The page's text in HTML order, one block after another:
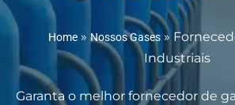
Home» Nossos Gases»
Industriais
Garanta o melhor fornecedor de